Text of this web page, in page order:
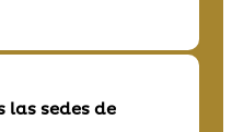
las sedes de